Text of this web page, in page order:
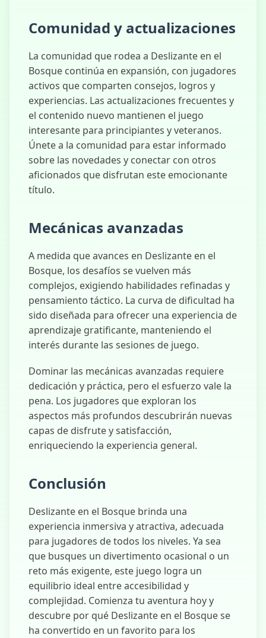
Comunidad y actualizaciones
La comunidad que rodea a Deslizante en el
Bosque continúa en expansión, con jugadores
activos que comparten consejos, logros y
experiencias. Las actualizaciones frecuentes y
el contenido nuevo mantienen el juego
interesante para principiantes y veteranos.
Únete a la comunidad para estar informado
sobre las novedades y conectar con otros
aficionados que disfrutan este emocionante
título.
Mecánicas avanzadas
A medida que avances en Deslizante en el
Bosque, los desafíos se vuelven más
complejos, exigiendo habilidades refinadas y
pensamiento táctico. La curva de dificultad ha
sido diseñada para ofrecer una experiencia de
aprendizaje gratificante, manteniendo el
interés durante las sesiones de juego.
Dominar las mecánicas avanzadas requiere
dedicación y práctica, pero el esfuerzo vale la
pena. Los jugadores que exploran los
aspectos más profundos descubrirán nuevas
capas de disfrute y satisfacción,
enriqueciendo la experiencia general.
Conclusión
Deslizante en el Bosque brinda una
experiencia inmersiva y atractiva, adecuada
para jugadores de todos los niveles. Ya sea
que busques un divertimento ocasional o un
reto más exigente, este juego logra un
equilibrio ideal entre accesibilidad y
complejidad. Comienza tu aventura hoy y
descubre por qué Deslizante en el Bosque se
ha convertido en un favorito para los